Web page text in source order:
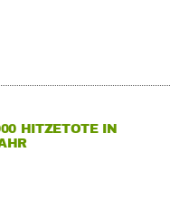
HITZETOTE IN